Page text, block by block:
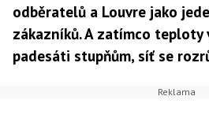
odběratelů a Louvre jako
zákazníků. A zatímco teploty
padesáti stupňům, síť se